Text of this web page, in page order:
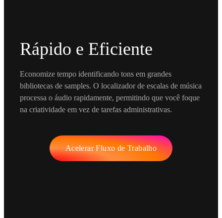
Rápido e Eficiente
Economize tempo identificando tons em grandes
bibliotecas de samples. O localizador de escalas de música
processa o áudio rapidamente, permitindo que você foque
na criatividade em vez de tarefas administrativas.
Acelerar Fluxo de Trabalho